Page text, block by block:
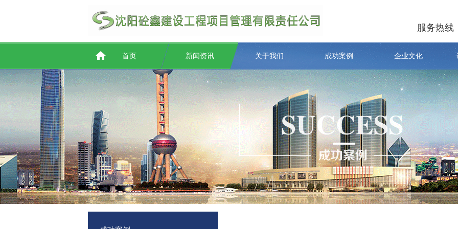
服务热线
首页 新闻资讯 关于我们 成功案例 企业文化